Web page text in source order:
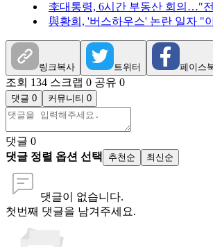
李대통령, 6시간 부동산 회의…"
與황희, '버스하우스' 논란 일자
링크복사 트위터 페이스
조회 134 스크랩 0 공유 0
댓글 0 커뮤니티 0
댓글 0
댓글 정렬 옵션 선택
추천순 최신순
댓글이 없습니다.
첫번째 댓글을 남겨주세요.